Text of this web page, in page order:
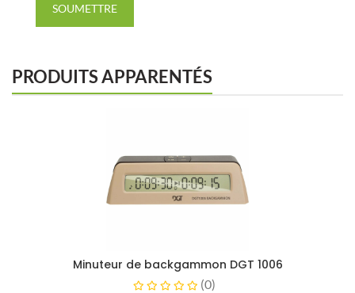
SOUMETTRE
PRODUITS APPARENTÉS
Minuteur de backgammon DGT 1006
(0)